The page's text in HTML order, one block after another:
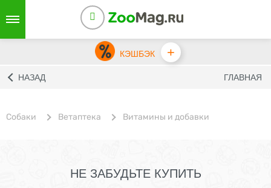
КЭШБЭК +
НАЗАД ГЛАВНАЯ
Собаки Ветаптека Витамины и добавки
НЕ ЗАБУДЬТЕ КУПИТЬ